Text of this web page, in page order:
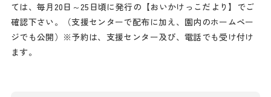
ては、毎月20日～25日頃に発行の【おいかけっこだより】でご
確認下さい。（支援センターで配布に加え、園内のホームペー
ジでも公開）※予約は、支援センター及び、電話でも受け付け
ます。